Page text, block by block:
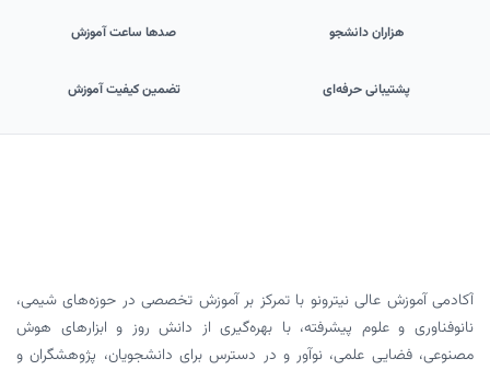
هزاران دانشجو صدها ساعت آموزش
پشتیبانی حرفه‌ای تضمین کیفیت آموزش
آکادمی آموزش عالی نیترونو با تمرکز بر آموزش تخصصی در حوزه‌های شیمی،
نانوفناوری و علوم پیشرفته، با بهره‌گیری از دانش روز و ابزارهای هوش
مصنوعی، فضایی علمی، نوآور و در دسترس برای دانشجویان، پژوهشگران و